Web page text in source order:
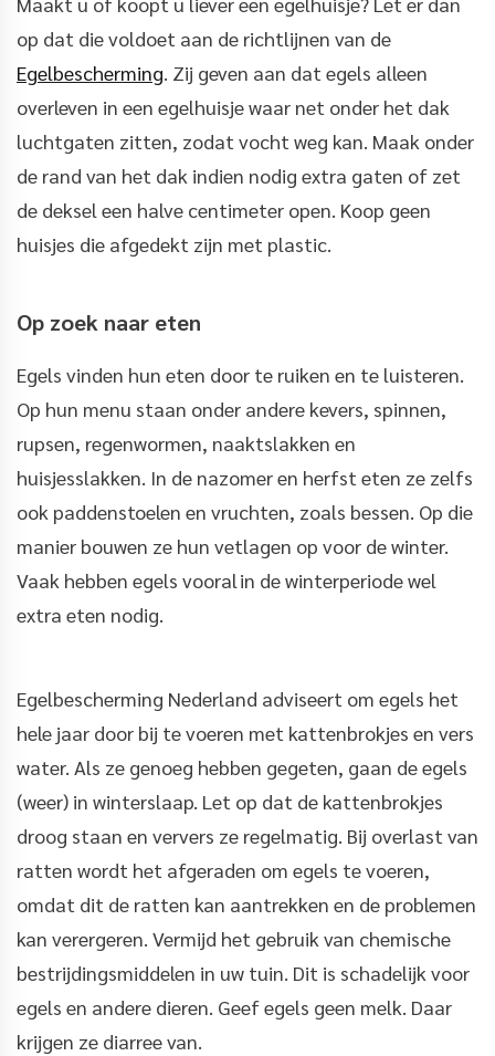
op dat die voldoet aan de richtlijnen van de
Egelbescherming. Zij geven aan dat egels alleen
overleven in een egelhuisje waar net onder het dak
luchtgaten zitten, zodat vocht weg kan. Maak onder
de rand van het dak indien nodig extra gaten of zet
de deksel een halve centimeter open. Koop geen
huisjes die afgedekt zijn met plastic.
Op zoek naar eten
Egels vinden hun eten door te ruiken en te luisteren.
Op hun menu staan onder andere kevers, spinnen,
rupsen, regenwormen, naaktslakken en
huisjesslakken. In de nazomer en herfst eten ze zelfs
ook paddenstoelen en vruchten, zoals bessen. Op die
manier bouwen ze hun vetlagen op voor de winter.
Vaak hebben egels vooral in de winterperiode wel
extra eten nodig.
Egelbescherming Nederland adviseert om egels het
hele jaar door bij te voeren met kattenbrokjes en vers
water. Als ze genoeg hebben gegeten, gaan de egels
(weer) in winterslaap. Let op dat de kattenbrokjes
droog staan en ververs ze regelmatig. Bij overlast van
ratten wordt het afgeraden om egels te voeren,
omdat dit de ratten kan aantrekken en de problemen
kan verergeren. Vermijd het gebruik van chemische
bestrijdingsmiddelen in uw tuin. Dit is schadelijk voor
egels en andere dieren. Geef egels geen melk. Daar
krijgen ze diarree van.